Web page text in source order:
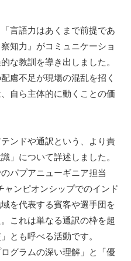
言語力はあくまで前提であ
知力』がコミュニケーショ
な教訓を導き出しました。
慮不足が現場の混乱を招く
自ら主体的に動くことの価
ンドや通訳という、より責
」について詳述しました。
パプアニューギニア担当
ンピオンシップでのインド
を代表する賓客や選手団を
これは単なる通訳の枠を超
とも呼べる活動です。
グラムの深い理解」と「優